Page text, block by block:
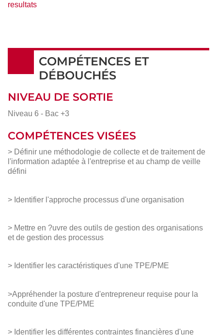
resultats
COMPÉTENCES ET
DÉBOUCHÉS
NIVEAU DE SORTIE
Niveau 6 - Bac +3
COMPÉTENCES VISÉES
> Définir une méthodologie de collecte et de traitement de
l'information adaptée à l'entreprise et au champ de veille
défini
> Identifier l'approche processus d'une organisation
> Mettre en ?uvre des outils de gestion des organisations
et de gestion des processus
> Identifier les caractéristiques d'une TPE/PME
>Appréhender la posture d'entrepreneur requise pour la
conduite d'une TPE/PME
> Identifier les différentes contraintes financières d'une